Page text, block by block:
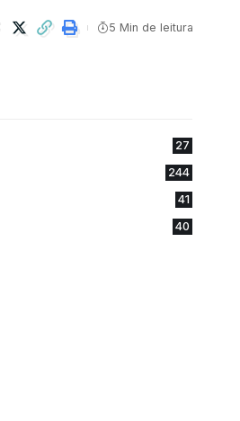
5 Min de leitura
27
244
41
40